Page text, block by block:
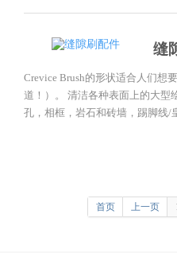
缝
Crevice Brush的形状适合人们想
道！）。 清洁各种表面上的大型
孔，相框，岩石和砖墙，踢脚线/
首页 上一页